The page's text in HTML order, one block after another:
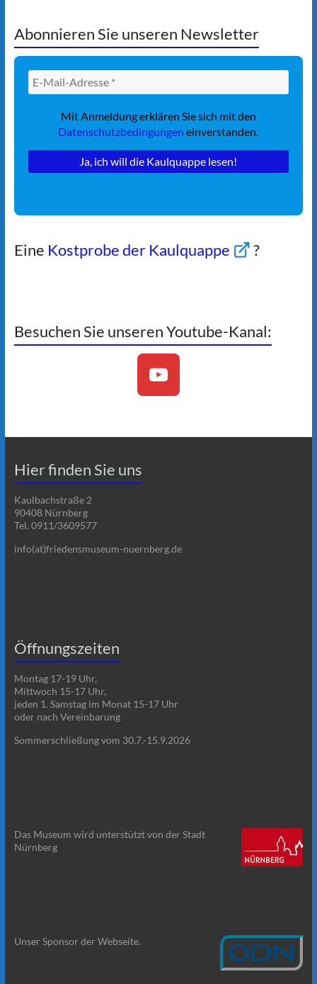
Abonnieren Sie unseren Newsletter
Mit Anmeldung erklären Sie sich mit den
Datenschutzbedingungeneinverstanden.
Eine Kostprobe der Kaulquappe ?
Besuchen Sie unseren Youtube-Kanal:
Hier finden Sie uns
Kaulbachstraße 2
90408 Nürnberg
Tel. 0911/3609577
info(at)friedensmuseum-nuernberg.de
Öffnungszeiten
Montag 17-19 Uhr,
Mittwoch 15-17 Uhr,
jeden 1. Samstag im Monat 15-17 Uhr
oder nach Vereinbarung
Sommerschließung vom 30.7.-15.9.2026
Das Museum wird unterstützt von der Stadt
Nürnberg
Unser Sponsor der Webseite.